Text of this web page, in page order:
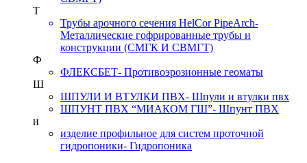
Т
Трубы арочного сечения HelCor PipeArch-
Металлические гофрированные трубы и
конструкции (СМГК И СВМГТ)
Ф
ФЛЕКСБЕТ- Противоэрозионные геоматы
Ш
ШПУЛИ И ВТУЛКИ ПВХ- Шпули и втулки пвх
ШПУНТ ПВХ “МИАКОМ ГШ”- Шпунт ПВХ
и
изделие профильное для систем проточной
гидропоники- Гидропоника